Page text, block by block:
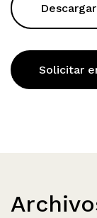
Descargar
Solicitar